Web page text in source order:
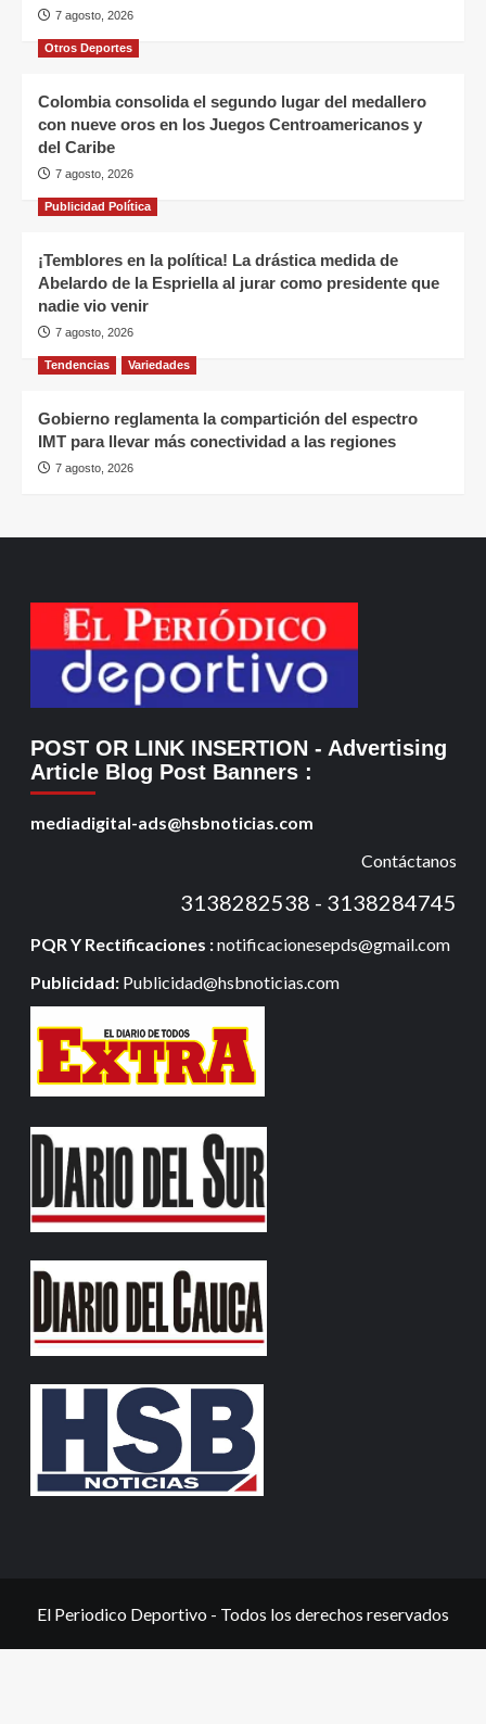
7 agosto, 2026
Otros Deportes
Colombia consolida el segundo lugar del medallero
con nueve oros en los Juegos Centroamericanos y
del Caribe
7 agosto, 2026
Publicidad Política
¡Temblores en la política! La drástica medida de
Abelardo de la Espriella al jurar como presidente que
nadie vio venir
7 agosto, 2026
Tendencias Variedades
Gobierno reglamenta la compartición del espectro
IMT para llevar más conectividad a las regiones
7 agosto, 2026
POST OR LINK INSERTION - Advertising
Article Blog Post Banners :
mediadigital-ads@hsbnoticias.com
Contáctanos
3138282538 - 3138284745
PQR Y Rectificaciones :notificacionesepds@gmail.com
Publicidad: Publicidad@hsbnoticias.com